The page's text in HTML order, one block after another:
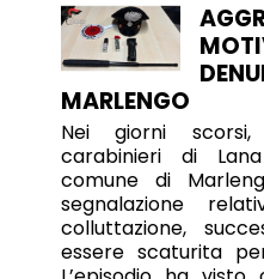
MARLENGO
Nei giorni
carabinieri di
comune di
segnalazione
colluttazione,
essere scaturita